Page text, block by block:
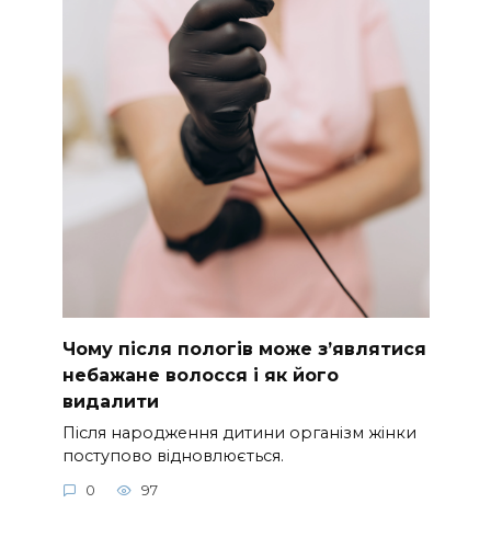
Чому після пологів може з’являтися
небажане волосся і як його
видалити
Після народження дитини організм жінки
поступово відновлюється.
0 97